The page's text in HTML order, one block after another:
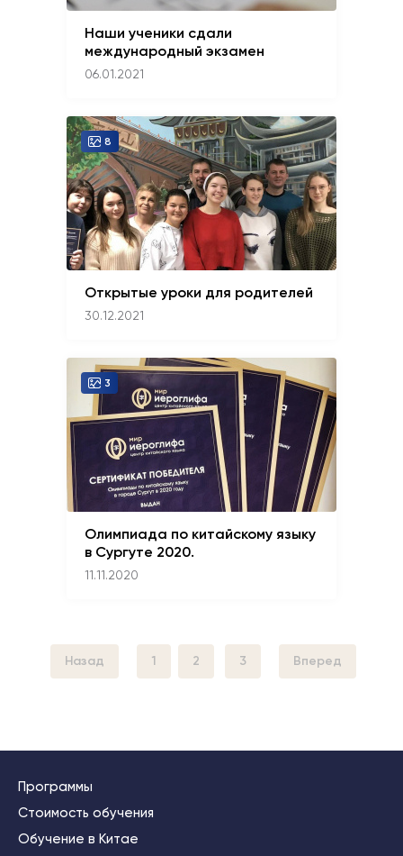
Наши ученики сдали
международный экзамен
06.01.2021
8
Открытые уроки для родителей
30.12.2021
3
Олимпиада по китайскому языку
в Сургуте 2020.
11.11.2020
Назад 1 2 3 Вперед
Программы
Стоимость обучения
Обучение в Китае